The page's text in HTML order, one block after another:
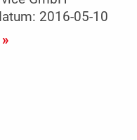
2016-05-10